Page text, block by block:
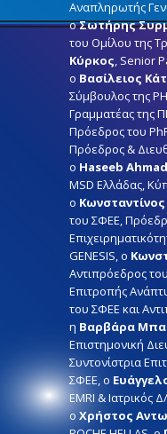
Αναπληρωτής
οΣωτήρης
του Ομίλου της
Κύρκος, Senior
ο Βασίλειος
Σύμβουλος της
Γραμματέας της
Πρόεδρος του
Πρόεδρος &
o Haseeb Ahmad
MSD Ελλάδας,
o
του ΣΦΕΕ,
GENESIS, ο
Αντιπρόεδρος
Επιτροπής
του ΣΦΕΕ και
η Βαρβάρα
Επιστημονική
Συντονίστρια
ΣΦΕΕ, ο
EMRI & Ιατρικός
ο Χρήστος